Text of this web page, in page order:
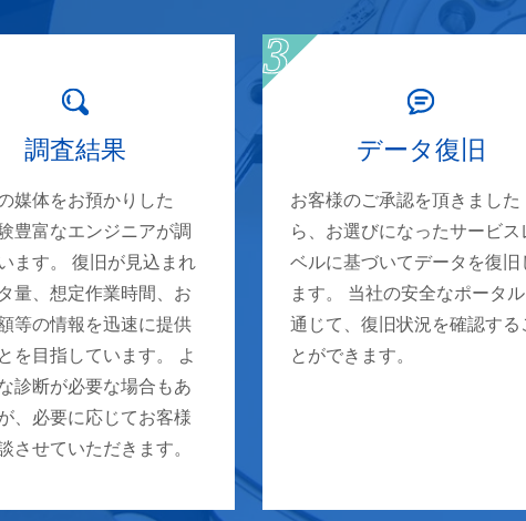
調査結果
媒体をお預かりした
豊富なエンジニアが調
ます。 復旧が見込まれ
量、想定作業時間、お
等の情報を迅速に提供
を目指しています。 よ
診断が必要な場合もあ
、必要に応じてお客様
させていただきます。
データ復旧
お客様のご承認を頂きました
ら、お選びになったサービス
ベルに基づいてデータを復旧
ます。 当社の安全なポータ
通じて、復旧状況を確認する
とができます。